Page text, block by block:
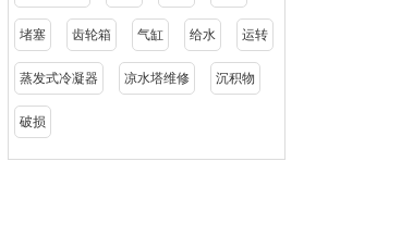
冷却塔消声器厂家
11-23
三相冷却塔变频电动机
堵塞 齿轮箱 气缸 给水 运转
蒸发式冷凝器 凉水塔维修 沉积物
破损